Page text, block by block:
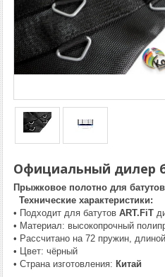
Официальный дилер
Прыжковое полотно для
Технические характеристики:
• Подходит для батутов ART.FiT
• Материал: высокопрочный
• Рассчитано на 72 пружин,
• Цвет: чёрный
• Страна изготовления: Китай